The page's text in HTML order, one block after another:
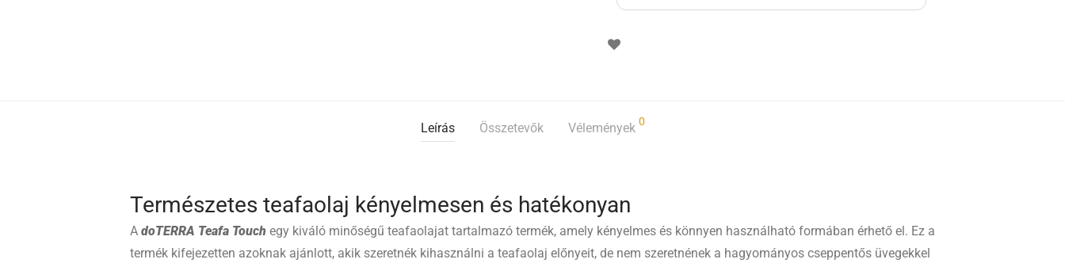
Leírás Összetevők Vélemények 0
Természetes teafaolaj kényelmesen és hatékonyan
A doTERRA Teafa Touch egy kiváló minőségű teafaolajat tartalmazó termék, amely kényelmes és könnyen használható formában érhető el. Ez a
termék kifejezetten azoknak ajánlott, akik szeretnék kihasználni a teafaolaj előnyeit, de nem szeretnének a hagyományos cseppentős üvegekkel